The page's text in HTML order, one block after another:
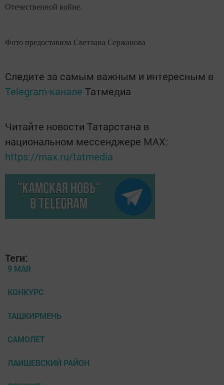
Отечественной войне.
Фото предоставила Светлана Сержанова
Следите за самым важным и интересным в
Telegram-канале Татмедиа
Читайте новости Татарстана в
национальном мессенджере MАХ:
https://max.ru/tatmedia
Теги:
9 МАЯ
КОНКУРС
ТАШКИРМЕНЬ
САМОЛЕТ
ЛАИШЕВСКИЙ РАЙОН